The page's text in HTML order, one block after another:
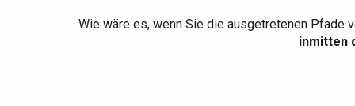
Wie wäre es, wenn Sie die ausgetretenen Pfade
inmitten